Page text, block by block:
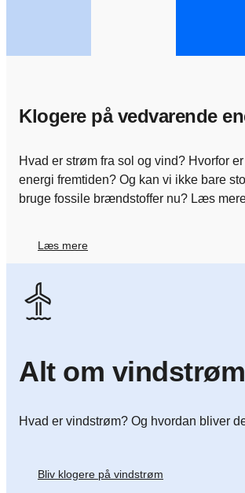
Klogere på vedvarende
Hvad er strøm fra sol og vind? Hvorfor
energi fremtiden? Og kan vi ikke bare
bruge fossile brændstoffer nu? Læs
Læs mere
Alt om vindstrøm
Hvad er vindstrøm? Og hvordan bliver
Bliv klogere på vindstrøm